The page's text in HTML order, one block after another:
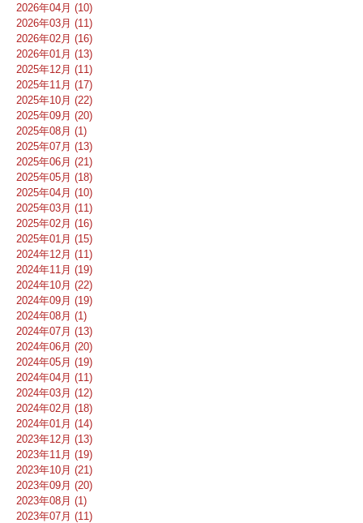
2026年04月 (10)
2026年03月 (11)
2026年02月 (16)
2026年01月 (13)
2025年12月 (11)
2025年11月 (17)
2025年10月 (22)
2025年09月 (20)
2025年08月 (1)
2025年07月 (13)
2025年06月 (21)
2025年05月 (18)
2025年04月 (10)
2025年03月 (11)
2025年02月 (16)
2025年01月 (15)
2024年12月 (11)
2024年11月 (19)
2024年10月 (22)
2024年09月 (19)
2024年08月 (1)
2024年07月 (13)
2024年06月 (20)
2024年05月 (19)
2024年04月 (11)
2024年03月 (12)
2024年02月 (18)
2024年01月 (14)
2023年12月 (13)
2023年11月 (19)
2023年10月 (21)
2023年09月 (20)
2023年08月 (1)
2023年07月 (11)